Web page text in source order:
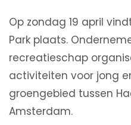
Op zondag 19 april
Park plaats.
recreatieschap
activiteiten voor jong
groengebied tussen
Amsterdam.